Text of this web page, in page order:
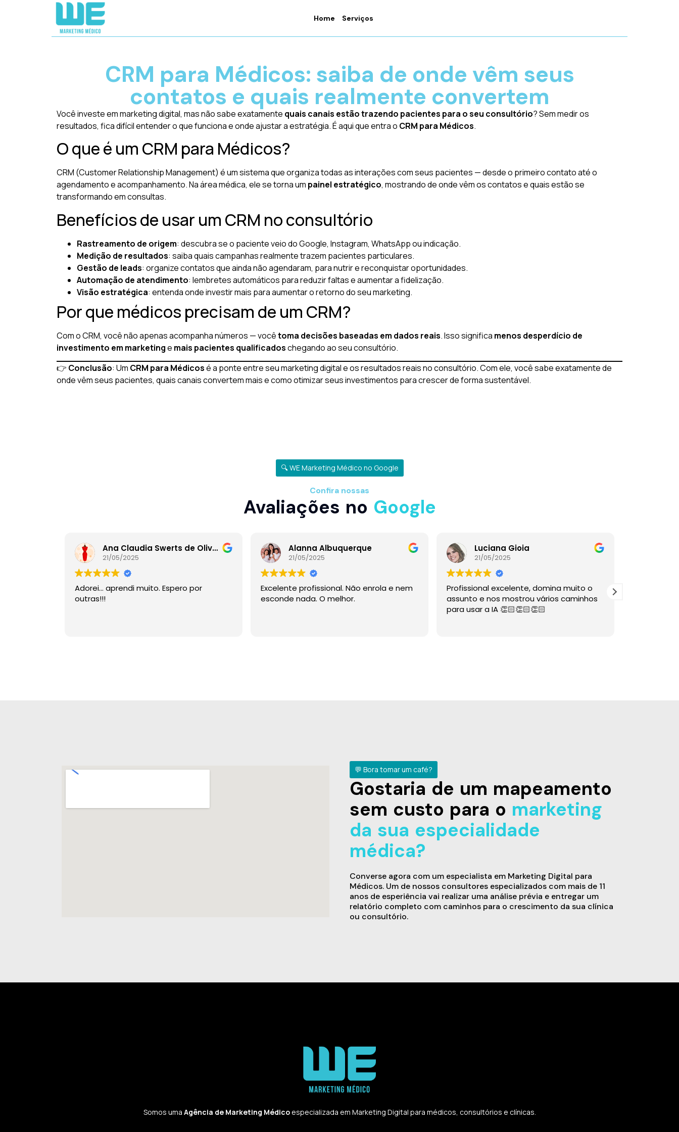
Home Serviços
CRM para Médicos: saiba de onde vêm seus
contatos e quais realmente convertem
Você investe em marketing digital, mas não sabe exatamente quais canais estão trazendo pacientes para o seu consultório? Sem medir os
resultados, fica difícil entender o que funciona e onde ajustar a estratégia. É aqui que entra o CRM para Médicos.
O que é um CRM para Médicos?
CRM (Customer Relationship Management) é um sistema que organiza todas as interações com seus pacientes — desde o primeiro contato até o
agendamento e acompanhamento. Na área médica, ele se torna um painel estratégico, mostrando de onde vêm os contatos e quais estão se
transformando em consultas.
Benefícios de usar um CRM no consultório
Rastreamento de origem: descubra se o paciente veio do Google, Instagram, WhatsApp ou indicação.
Medição de resultados: saiba quais campanhas realmente trazem pacientes particulares.
Gestão de leads: organize contatos que ainda não agendaram, para nutrir e reconquistar oportunidades.
Automação de atendimento: lembretes automáticos para reduzir faltas e aumentar a fidelização.
Visão estratégica: entenda onde investir mais para aumentar o retorno do seu marketing.
Por que médicos precisam de um CRM?
Com o CRM, você não apenas acompanha números — vocêtoma decisões baseadas em dados reais. Isso significa menos desperdício de
investimento em marketinge mais pacientes qualificadoschegando ao seu consultório.
👉 Conclusão: Um CRM para Médicosé a ponte entre seu marketing digital e os resultados reais no consultório. Com ele, você sabe exatamente de
onde vêm seus pacientes, quais canais convertem mais e como otimizar seus investimentos para crescer de forma sustentável.
🔍 WE Marketing Médico no Google
Confira nossas
Avaliações no Google
Ana Claudia Swerts de Oliveira
21/05/2025
Adorei… aprendi muito. Espero por
outras!!!
Alanna Albuquerque
21/05/2025
Excelente profissional. Não enrola e nem
esconde nada. O melhor.
Luciana Gioia
21/05/2025
Profissional excelente, domina muito o
assunto e nos mostrou vários caminhos
para usar a IA 👏🏻👏🏻👏🏻
💬 Bora tomar um café?
Gostaria de um mapeamento
sem custo para o marketing
da sua especialidade
médica?
Converse agora com um especialista em Marketing Digital para
Médicos. Um de nossos consultores especializados com mais de 11
anos de esperiência vai realizar uma análise prévia e entregar um
relatório completo com caminhos para o crescimento da sua clínica
ou consultório.
Somos uma Agência de Marketing Médicoespecializada em Marketing Digital para médicos, consultórios e clínicas.